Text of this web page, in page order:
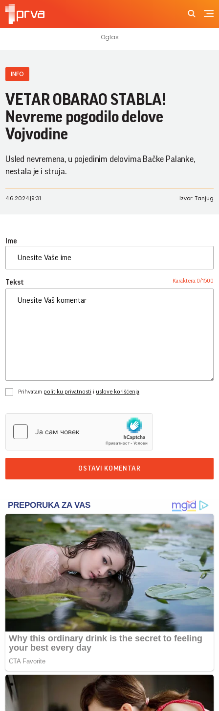
INFO
VETAR OBARAO STABLA!
Nevreme pogodilo delove
Vojvodine
Usled nevremena, u pojedinim delovima Bačke Palanke,
nestala je i struja.
4.6.2024.|9:31 Izvor: Tanjug
Ime
Tekst Karaktera:0/1500
Prihvatam politiku privatnosti i uslove korišćenja
OSTAVI KOMENTAR